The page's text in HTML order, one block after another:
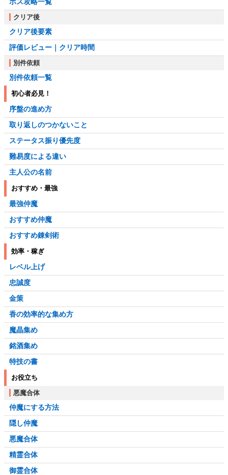
クリア後
クリア後要素
評価レビュー｜クリア時間
別件依頼
別件依頼一覧
初心者必見！
序盤の進め方
取り返しのつかないこと
ステータス振り優先度
難易度による違い
主人公の名前
おすすめ・最強
最強仲魔
おすすめ仲魔
おすすめ錬剣術
効率・稼ぎ
レベル上げ
忠誠度
金策
香の効率的な集め方
魔晶集め
銘酒集め
特技の書
お役立ち
悪魔合体
仲魔にする方法
隠し仲魔
悪魔合体
精霊合体
御霊合体